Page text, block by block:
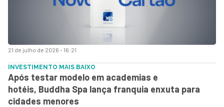
21 de julho de 2026 - 16:21
INVESTIMENTO MAIS BAIXO
Após testar modelo em academias e
hotéis, Buddha Spa lança franquia enxuta para
cidades menores